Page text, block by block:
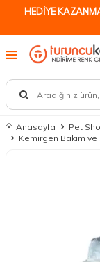
HEDİYE
Anasayfa Pet
Kemirgen Bakım ve